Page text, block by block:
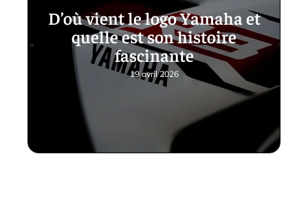
D’où vient le logo Yamaha et
quelle est son histoire
fascinante
19 avril 2026